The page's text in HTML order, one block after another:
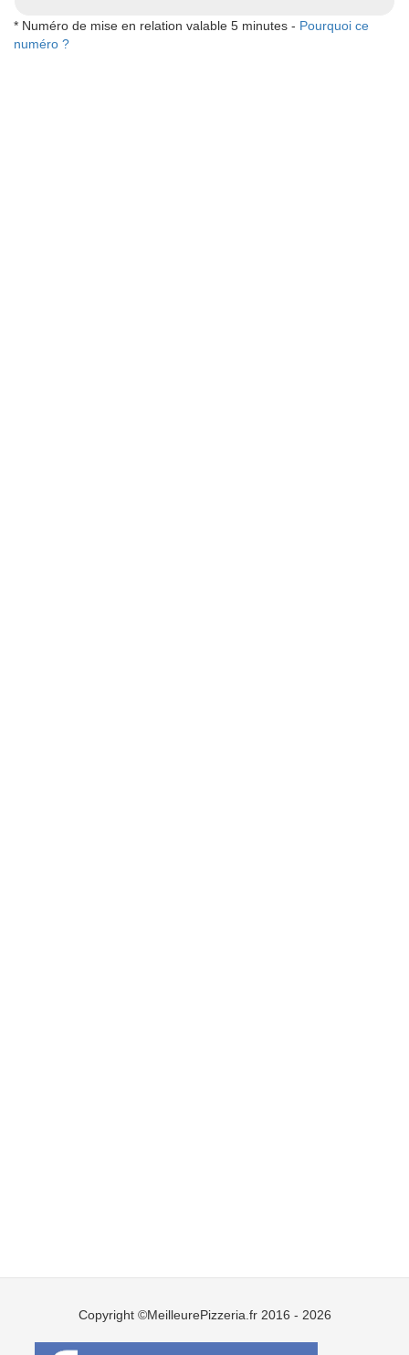
* Numéro de mise en relation valable 5 minutes - Pourquoi ce
numéro ?
Copyright ©MeilleurePizzeria.fr 2016 - 2026